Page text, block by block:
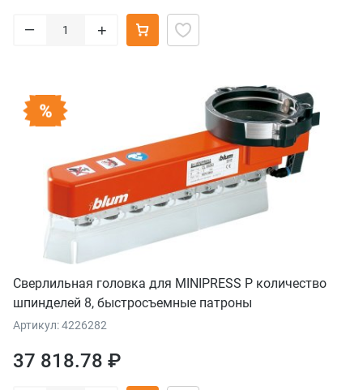
– +
Сверлильная головка для MINIPRESS P количество
шпинделей 8, быстросъемные патроны
Артикул: 4226282
37 818.78 ₽